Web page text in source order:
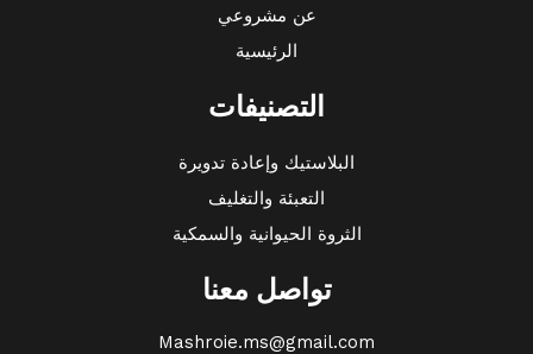
تواصل معنا
Mashroie.ms@gmail.com
التصنيفات
البلاستيك وإعادة تدويرة
التعبئة والتغليف
الثروة الحيوانية والسمكية
عن مشروعي
الرئيسية